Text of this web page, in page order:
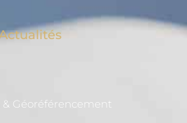
Géoréférencement